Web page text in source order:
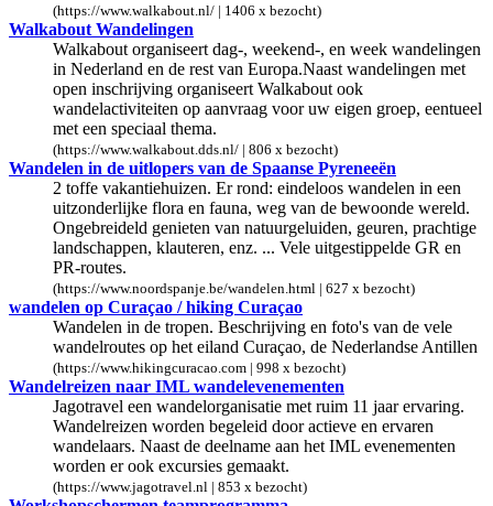
(https://www.walkabout.nl/ | 1406 x bezocht)
Walkabout Wandelingen
Walkabout organiseert dag-, weekend-, en week wandelingen
in Nederland en de rest van Europa.Naast wandelingen met
open inschrijving organiseert Walkabout ook
wandelactiviteiten op aanvraag voor uw eigen groep, eentueel
met een speciaal thema.
(https://www.walkabout.dds.nl/ | 806 x bezocht)
Wandelen in de uitlopers van de Spaanse Pyreneeën
2 toffe vakantiehuizen. Er rond: eindeloos wandelen in een
uitzonderlijke flora en fauna, weg van de bewoonde wereld.
Ongebreideld genieten van natuurgeluiden, geuren, prachtige
landschappen, klauteren, enz. ... Vele uitgestippelde GR en
PR-routes.
(https://www.noordspanje.be/wandelen.html | 627 x bezocht)
wandelen op Curaçao / hiking Curaçao
Wandelen in de tropen. Beschrijving en foto's van de vele
wandelroutes op het eiland Curaçao, de Nederlandse Antillen
(https://www.hikingcuracao.com | 998 x bezocht)
Wandelreizen naar IML wandelevenementen
Jagotravel een wandelorganisatie met ruim 11 jaar ervaring.
Wandelreizen worden begeleid door actieve en ervaren
wandelaars. Naast de deelname aan het IML evenementen
worden er ook excursies gemaakt.
(https://www.jagotravel.nl | 853 x bezocht)